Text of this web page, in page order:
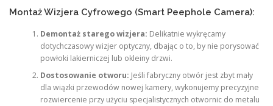
Montaż Wizjera Cyfrowego (Smart Peephole Camera):
Demontaż starego wizjera: Delikatnie wykręcamy
dotychczasowy wizjer optyczny, dbając o to, by nie porysować
powłoki lakierniczej lub okleiny drzwi.
Dostosowanie otworu: Jeśli fabryczny otwór jest zbyt mały
dla wiązki przewodów nowej kamery, wykonujemy precyzyjne
rozwiercenie przy użyciu specjalistycznych otwornic do metalu